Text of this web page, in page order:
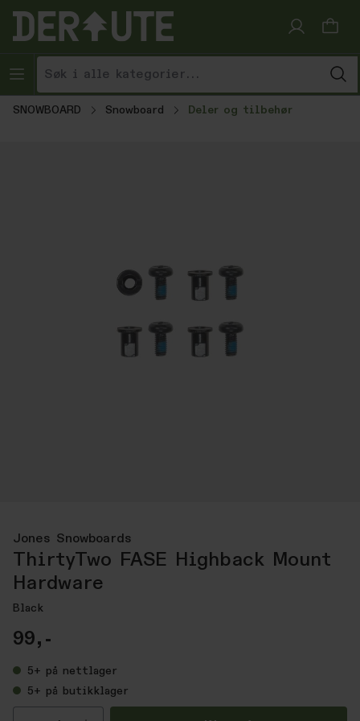
Hopp til innhold
SNOWBOARD Snowboard Deler og tilbehør
Jones Snowboards
ThirtyTwo FASE Highback Mount
Hardware
Black
99,-
5+ på nettlager
5+ på butikklager